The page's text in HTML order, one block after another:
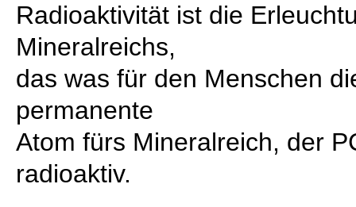
Radioaktivität ist die
Mineralreichs,
das was für den Menschen
permanente
Atom fürs Mineralreich, der
radioaktiv.